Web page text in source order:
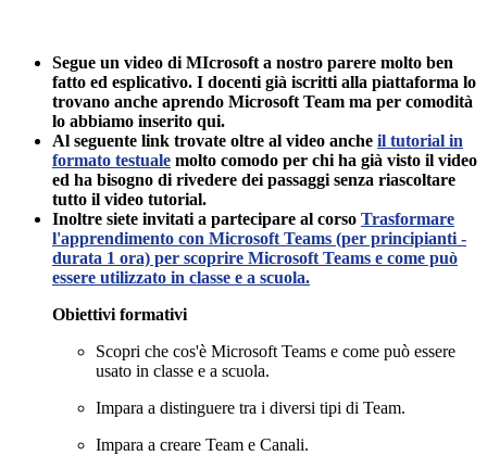
Segue un video di MIcrosoft a nostro parere molto ben
fatto ed esplicativo. I docenti già iscritti alla piattaforma lo
trovano anche aprendo Microsoft Team ma per comodità
lo abbiamo inserito qui.
Al seguente link trovate oltre al video anche il tutorial in
formato testuale molto comodo per chi ha già visto il video
ed ha bisogno di rivedere dei passaggi senza riascoltare
tutto il video tutorial.
Inoltre siete invitati a partecipare al corso Trasformare
l'apprendimento con Microsoft Teams (per principianti -
durata 1 ora) per scoprire Microsoft Teams e come può
essere utilizzato in classe e a scuola.
Obiettivi formativi
Scopri che cos'è Microsoft Teams e come può essere
usato in classe e a scuola.
Impara a distinguere tra i diversi tipi di Team.
Impara a creare Team e Canali.